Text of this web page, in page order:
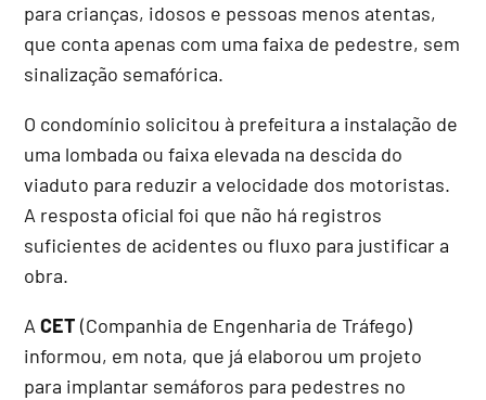
para crianças, idosos e pessoas menos atentas,
que conta apenas com uma faixa de pedestre, sem
sinalização semafórica.
O condomínio solicitou à prefeitura a instalação de
uma lombada ou faixa elevada na descida do
viaduto para reduzir a velocidade dos motoristas.
A resposta oficial foi que não há registros
suficientes de acidentes ou fluxo para justificar a
obra.
ACET (Companhia de Engenharia de Tráfego)
informou, em nota, que já elaborou um projeto
para implantar semáforos para pedestres no